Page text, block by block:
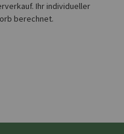
Ihr individueller
berechnet.